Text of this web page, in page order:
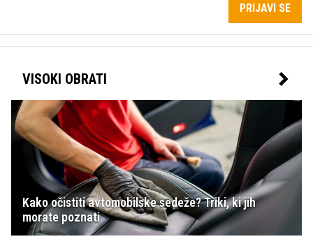
PRIJAVI SE
VISOKI OBRATI
Kako očistiti avtomobilske sedeže? Triki, ki jih
morate poznati